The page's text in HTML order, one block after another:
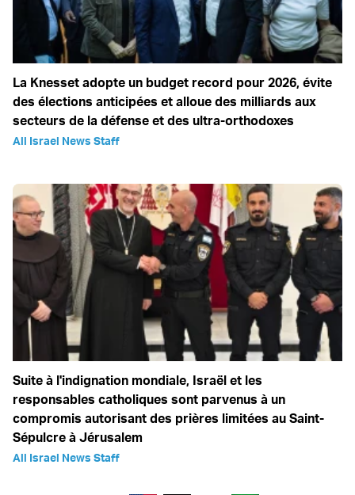
La Knesset adopte un budget record pour 2026, évite
des élections anticipées et alloue des milliards aux
secteurs de la défense et des ultra-orthodoxes
All Israel News Staff
Suite à l'indignation mondiale, Israël et les
responsables catholiques sont parvenus à un
compromis autorisant des prières limitées au Saint-
Sépulcre à Jérusalem
All Israel News Staff